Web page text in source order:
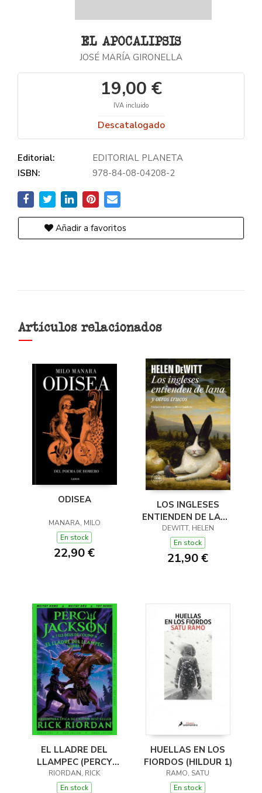
EL APOCALIPSIS
JOSÉ MARÍA GIRONELLA
19,00 €
IVA incluido
Descatalogado
Editorial:
EDITORIAL PLANETA
ISBN:
978-84-08-04208-2
Añadir a favoritos
Artículos relacionados
ODISEA
MANARA, MILO
En stock
22,90 €
LOS INGLESES
ENTIENDEN DE LANA
(Y OTROS TRUCOS)
DEWITT, HELEN
En stock
21,90 €
EL LLADRE DEL
LLAMPEC (PERCY
JACKSON I ELS DÉUS
DE L'OLIMP 1)
RIORDAN, RICK
En stock
HUELLAS EN LOS
FIORDOS (HILDUR 1)
RAMO, SATU
En stock